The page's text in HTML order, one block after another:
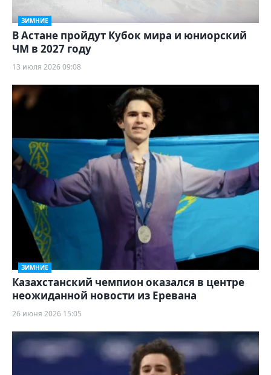
ЗИМНИЕ
В Астане пройдут Кубок мира и юниорский
ЧМ в 2027 году
13 июля 2026 09:08
ЗИМНИЕ
Казахстанский чемпион оказался в центре
неожиданной новости из Еревана
26 июня 2026 15:05